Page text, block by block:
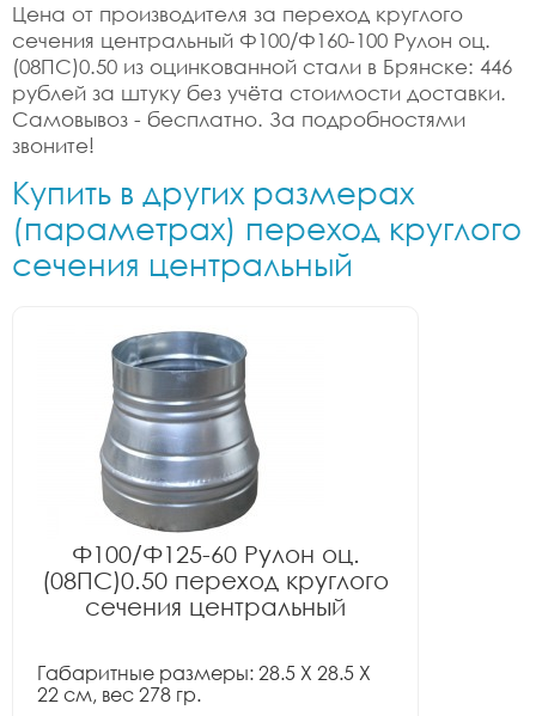
Цена от производителя за переход круглого
сечения центральный Ф100/Ф160-100 Рулон оц.
(08ПС)0.50 из оцинкованной стали в Брянске: 446
рублей за штуку без учёта стоимости доставки.
Самовывоз - бесплатно. За подробностями
звоните!
Купить в других размерах
(параметрах) переход круглого
сечения центральный
Ф100/Ф125-60 Рулон оц.
(08ПС)0.50 переход круглого
сечения центральный
Габаритные размеры: 28.5 X 28.5 X
22 см, вес 278 гр.